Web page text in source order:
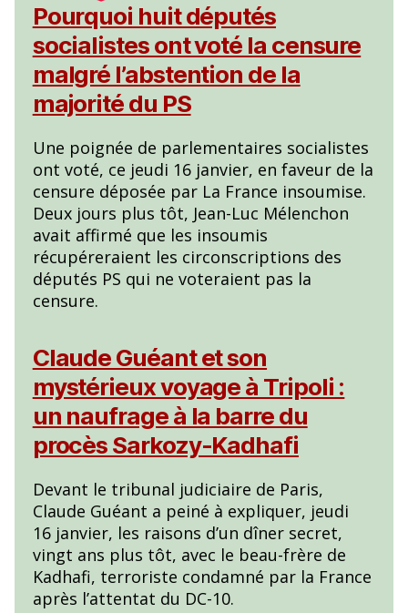
Pourquoi huit députés
socialistes ont voté la censure
malgré l’abstention de la
majorité du PS
Une poignée de parlementaires socialistes
ont voté, ce jeudi 16 janvier, en faveur de la
censure déposée par La France insoumise.
Deux jours plus tôt, Jean-Luc Mélenchon
avait affirmé que les insoumis
récupéreraient les circonscriptions des
députés PS qui ne voteraient pas la
censure.
Claude Guéant et son
mystérieux voyage à Tripoli :
un naufrage à la barre du
procès Sarkozy-Kadhafi
Devant le tribunal judiciaire de Paris,
Claude Guéant a peiné à expliquer, jeudi
16 janvier, les raisons d’un dîner secret,
vingt ans plus tôt, avec le beau-frère de
Kadhafi, terroriste condamné par la France
après l’attentat du DC-10.